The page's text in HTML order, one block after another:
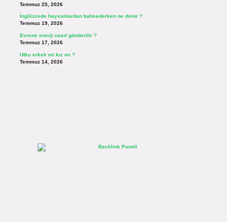
Temmuz 25, 2026
İngilizcede hayvanlardan bahsederken ne denir ?
Temmuz 19, 2026
Evrene enerji nasıl gönderilir ?
Temmuz 17, 2026
Utku erkek mi kız mı ?
Temmuz 14, 2026